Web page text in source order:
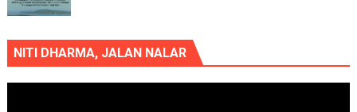
NITI DHARMA, JALAN NALAR